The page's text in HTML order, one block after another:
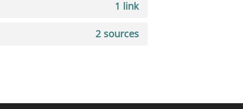
1 link
2 sources